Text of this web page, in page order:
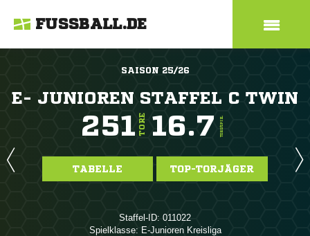
FUSSBALL.DE
SAISON 25/26
E- JUNIOREN STAFFEL C TWIN
251TORE 16.7 TORE/SPIEL
TABELLE TOP-TORJÄGER
Staffel-ID: 011022
Spielklasse: E-Junioren Kreisliga